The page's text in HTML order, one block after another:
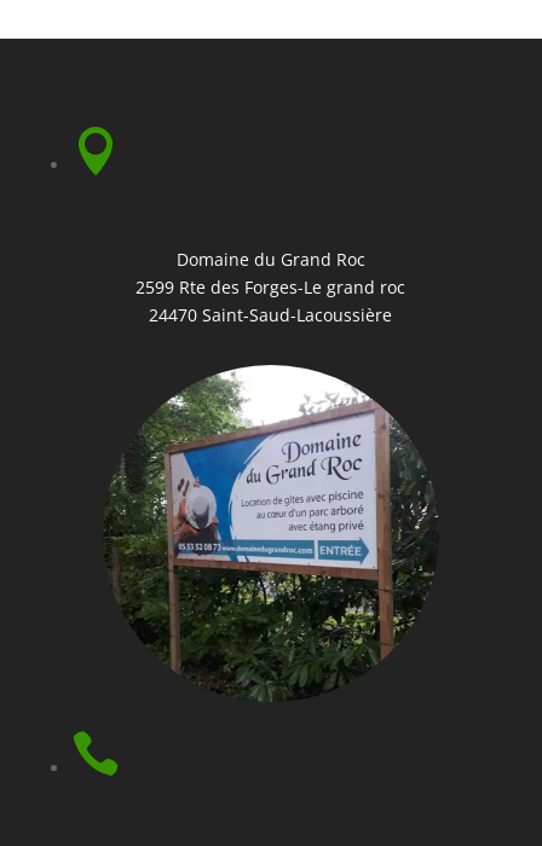

Domaine du Grand Roc
2599 Rte des Forges-Le grand roc
24470 Saint-Saud-Lacoussière
